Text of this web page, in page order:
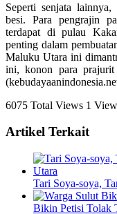
Seperti senjata
besi. Para pengrajin
terdapat di pulau
penting dalam
Maluku Utara ini
ini, konon para prajurit
6075 Total Views 1
Artikel Terkait
Tari Soya-soya,
Bikin Petisi Tolak